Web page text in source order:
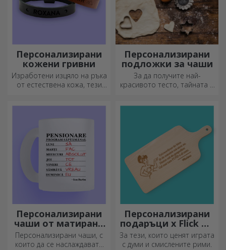
Персонализирани
кожени гривни
Изработени изцяло на ръка
от естествена кожа, тези
Персонализирани
подложки за чаши
За да получите най-
красивото тесто, тайната е
Персонализирани
чаши от матирано
стъкло
Персонализирани чаши, с
които да се наслаждавате
Персонализирани
подаръци x Flick Mr
Rima
За тези, които ценят играта
с думи и смислените рими.